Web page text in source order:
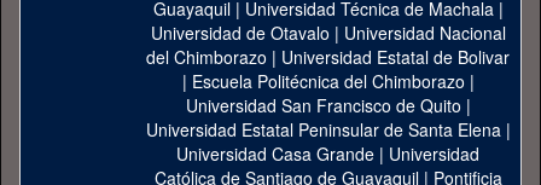
Guayaquil| Universidad Técnica de Machala|
Universidad de Otavalo | Universidad Nacional
del Chimborazo | Universidad Estatal de Bolivar
| Escuela Politécnica del Chimborazo |
Universidad San Francisco de Quito |
Universidad Estatal Peninsular de Santa Elena|
Universidad Casa Grande | Universidad
Católica de Santiago de Guayaquil| Pontificia